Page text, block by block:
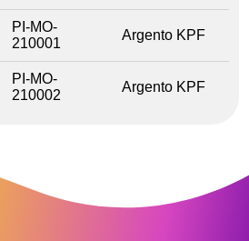
PI-MO-
210001
Argento KPF
PI-MO-
210002
Argento KPF